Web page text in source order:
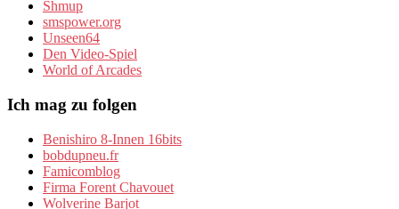
Shmup
smspower.org
Unseen64
Den Video-Spiel
World of Arcades
Ich mag zu folgen
Benishiro 8-Innen 16bits
bobdupneu.fr
Famicomblog
Firma Forent Chavouet
Wolverine Barjot